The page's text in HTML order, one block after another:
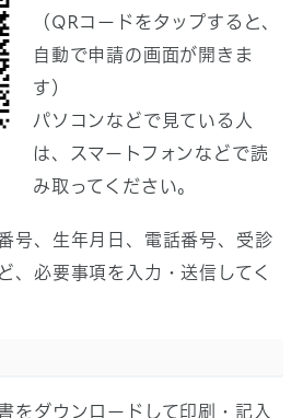
（QRコードをタップすると、
自動で申請の画面が開きま
す）
パソコンなどで見ている人
は、スマートフォンなどで読
み取ってください。
号、生年月日、電話番号、受診
、必要事項を入力・送信してく
をダウンロードして印刷・記入